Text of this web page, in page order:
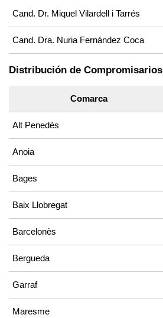
Cand. Dr. Miquel Vilardell i Tarrés
Cand. Dra. Nuria Fernández Coca
Distribución de Compromisarios
Comarca
Alt Penedès
Anoia
Bages
Baix Llobregat
Barcelonès
Bergueda
Garraf
Maresme